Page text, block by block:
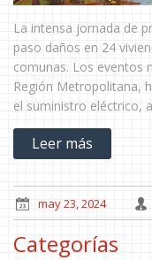
La intensa jornada de
paso daños en 24
comunas. Los eventos
Región Metropolitana,
el suministro eléctrico,
Leer más
may 23, 2024
Categorías